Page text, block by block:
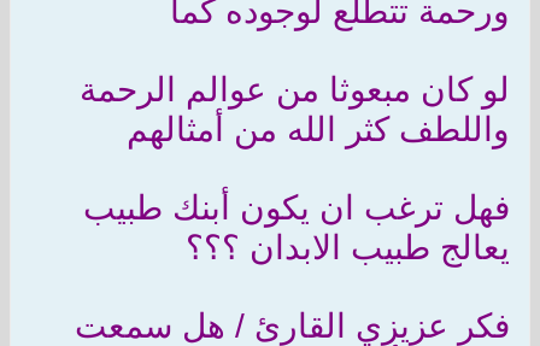
ورحمة تتطلع لوجوده كما
لو كان مبعوثا من عوالم الرحمة
واللطف كثر الله من أمثالهم
فهل ترغب ان يكون أبنك طبيب
يعالج طبيب الابدان ؟؟؟
فكر عزيزي القارئ / هل سمعت